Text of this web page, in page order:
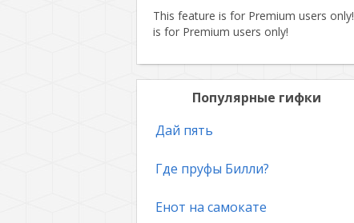
This feature is for Premium users only!
is for Premium users only!
Популярные гифки
Дай пять
Где пруфы Билли?
Енот на самокате